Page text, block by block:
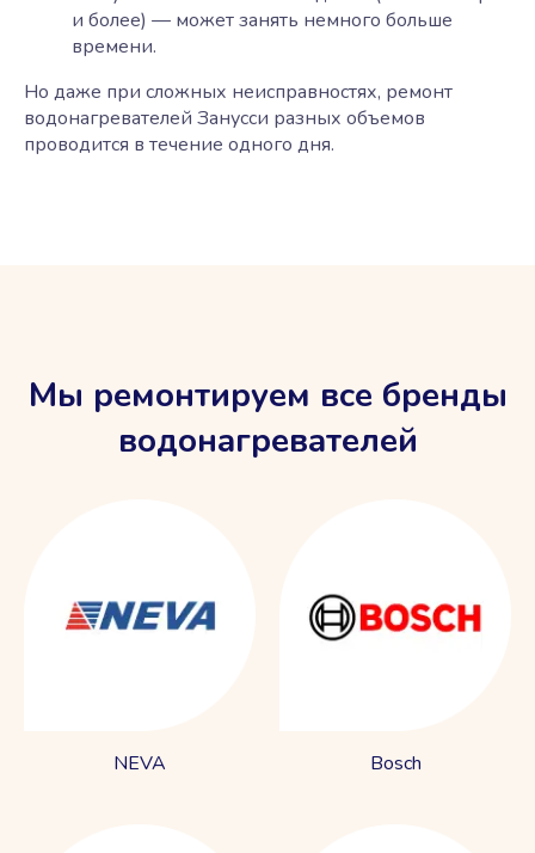
и более) — может занять немного больше
времени.
Но даже при сложных неисправностях, ремонт
водонагревателей Занусси разных объемов
проводится в течение одного дня.
Мы ремонтируем все бренды
водонагревателей
NEVA Bosch